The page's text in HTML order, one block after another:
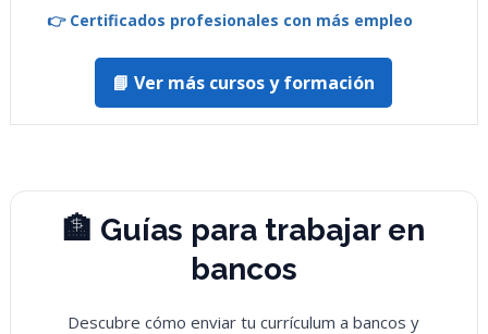
👉 Certificados profesionales con más empleo
📘 Ver más cursos y formación
🏦 Guías para trabajar en
bancos
Descubre cómo enviar tu currículum a bancos y